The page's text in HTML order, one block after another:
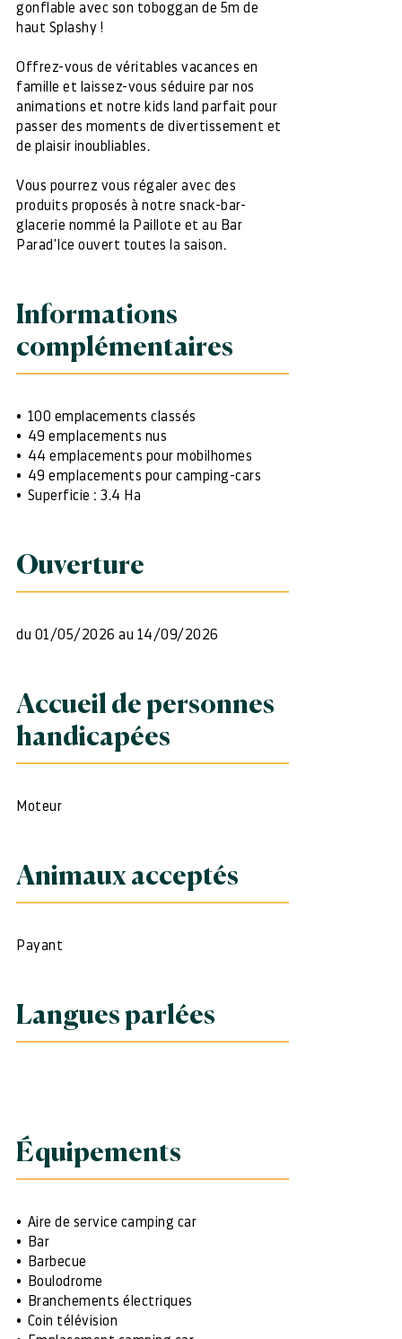
gonflable avec son toboggan de 5m de
haut Splashy !
Offrez-vous de véritables vacances en
famille et laissez-vous séduire par nos
animations et notre kids land parfait pour
passer des moments de divertissement et
de plaisir inoubliables.
Vous pourrez vous régaler avec des
produits proposés à notre snack-bar-
glacerie nommé la Paillote et au Bar
Parad'Ice ouvert toutes la saison.
Informations
complémentaires
100 emplacements classés
49 emplacements nus
44 emplacements pour mobilhomes
49 emplacements pour camping-cars
Superficie : 3.4 Ha
Ouverture
du 01/05/2026 au 14/09/2026
Accueil de personnes
handicapées
Moteur
Animaux acceptés
Payant
Langues parlées
Équipements
Aire de service camping car
Bar
Barbecue
Boulodrome
Branchements électriques
Coin télévision